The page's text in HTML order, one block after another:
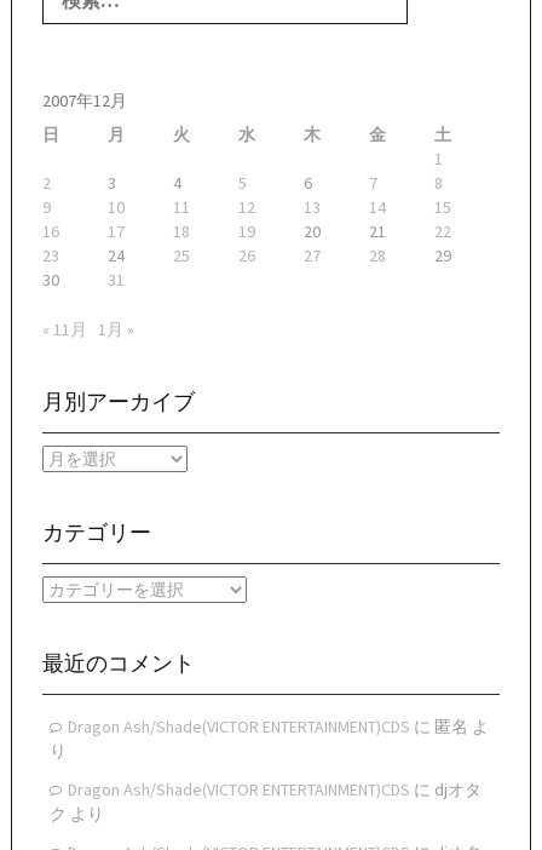
2007年12月
日
月 火 水 木 金
土
1
2
3 4 5 6 7
8
9
10 11 12 13 14
15
16
17 18 19 20 21
22
23
24 25 26 27 28
29
30
31
« 11月 1月 »
月別アーカイブ
月
ー
イ
ブ
カテゴリー
カ
リ
最近のコメント
Dragon Ash/Shade(VICTOR ENTERTAINMENT)CDS に 匿名 よ
り
Dragon Ash/Shade(VICTOR ENTERTAINMENT)CDS に djオタ
ク より